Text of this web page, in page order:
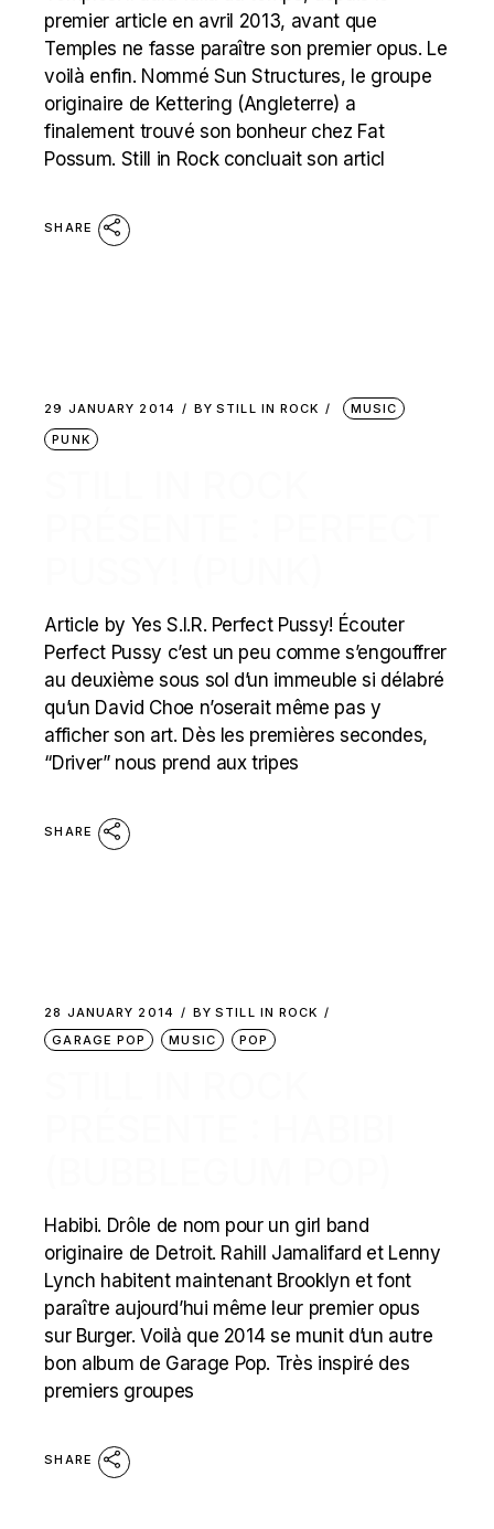
premier article en avril 2013, avant que
Temples ne fasse paraître son premier opus. Le
voilà enfin. Nommé Sun Structures, le groupe
originaire de Kettering (Angleterre) a
finalement trouvé son bonheur chez Fat
Possum. Still in Rock concluait son articl
SHARE
29 JANUARY 2014 BY STILL IN ROCK
MUSIC
PUNK
Article by Yes S.I.R. Perfect Pussy! Écouter
Perfect Pussy c’est un peu comme s’engouffrer
au deuxième sous sol d’un immeuble si délabré
qu’un David Choe n’oserait même pas y
afficher son art. Dès les premières secondes,
“Driver” nous prend aux tripes
SHARE
28 JANUARY 2014 BY STILL IN ROCK
GARAGE POP
MUSIC POP
Habibi. Drôle de nom pour un girl band
originaire de Detroit. Rahill Jamalifard et Lenny
Lynch habitent maintenant Brooklyn et font
paraître aujourd’hui même leur premier opus
sur Burger. Voilà que 2014 se munit d’un autre
bon album de Garage Pop. Très inspiré des
premiers groupes
SHARE